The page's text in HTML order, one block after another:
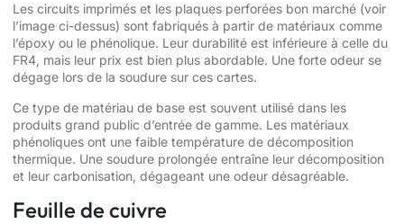
Les circuits imprimés et les plaques perforées bon marché (voir
l’image ci-dessus) sont fabriqués à partir de matériaux comme
l’époxy ou le phénolique. Leur durabilité est inférieure à celle du
FR4, mais leur prix est bien plus abordable. Une forte odeur se
dégage lors de la soudure sur ces cartes.
Ce type de matériau de base est souvent utilisé dans les
produits grand public d’entrée de gamme. Les matériaux
phénoliques ont une faible température de décomposition
thermique. Une soudure prolongée entraîne leur décomposition
et leur carbonisation, dégageant une odeur désagréable.
Feuille de cuivre